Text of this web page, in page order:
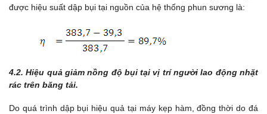
được hiệu suất dập bụi tại nguồn của hệ thống phun sương là:
4.2. Hiệu quả giảm nồng độ bụi tại vị trí người lao động nhặt
rác trên băng tải.
Do quá trình dập bụi hiệu quả tại máy kẹp hàm, đồng thời do đá